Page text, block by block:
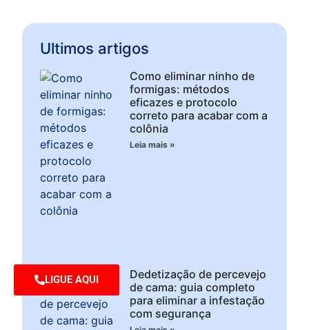
Ultimos artigos
Como eliminar ninho de
formigas: métodos
eficazes e protocolo
correto para acabar com a
colônia
Leia mais »
Dedetização de percevejo
de cama: guia completo
para eliminar a infestação
com segurança
LIGUE AQUI